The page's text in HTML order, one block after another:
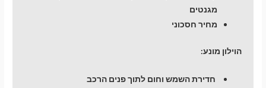
מגנטים
מחיר חסכוני
הוילון מונע:
חדירת השמש וחום לתוך פנים הרכב